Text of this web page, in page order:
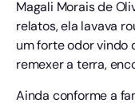
Magali Morais de
relatos, ela lavava
um forte odor vindo
remexer a terra,
Ainda conforme a